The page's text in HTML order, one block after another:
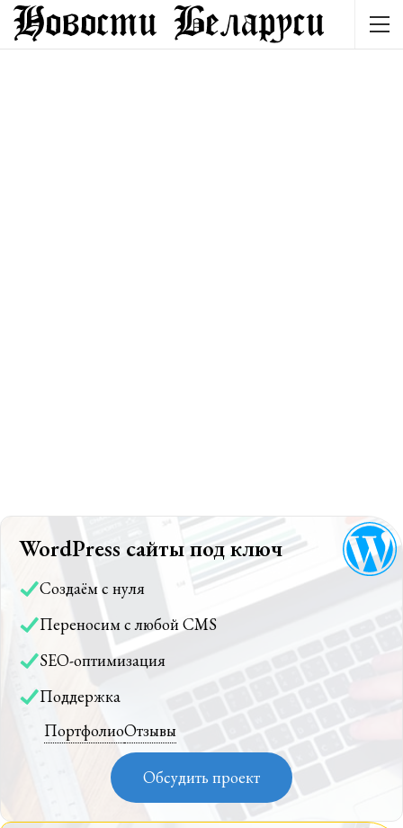
WordPress сайты под ключ
Создаём с нуля
Переносим с любой CMS
SEO-оптимизация
Поддержка
ПортфолиоОтзывы
Обсудить проект